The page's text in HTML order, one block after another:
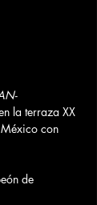
la terraza XX
con
de